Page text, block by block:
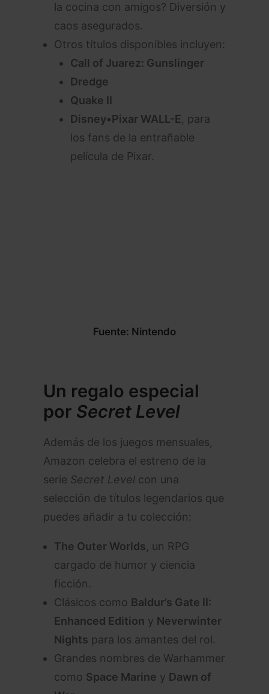
la cocina con amigos? Diversión y
caos asegurados.
Otros títulos disponibles incluyen:
Call of Juarez: Gunslinger
Dredge
Quake II
Disney•Pixar WALL-E, para
los fans de la entrañable
película de Pixar.
Fuente: Nintendo
Un regalo especial
por Secret Level
Además de los juegos mensuales,
Amazon celebra el estreno de la
serie Secret Level con una
selección de títulos legendarios que
puedes añadir a tu colección:
The Outer Worlds, un RPG
cargado de humor y ciencia
ficción.
Clásicos como Baldur’s Gate II:
Enhanced Edition y Neverwinter
Nights para los amantes del rol.
Grandes nombres de Warhammer
como Space Marine y Dawn of